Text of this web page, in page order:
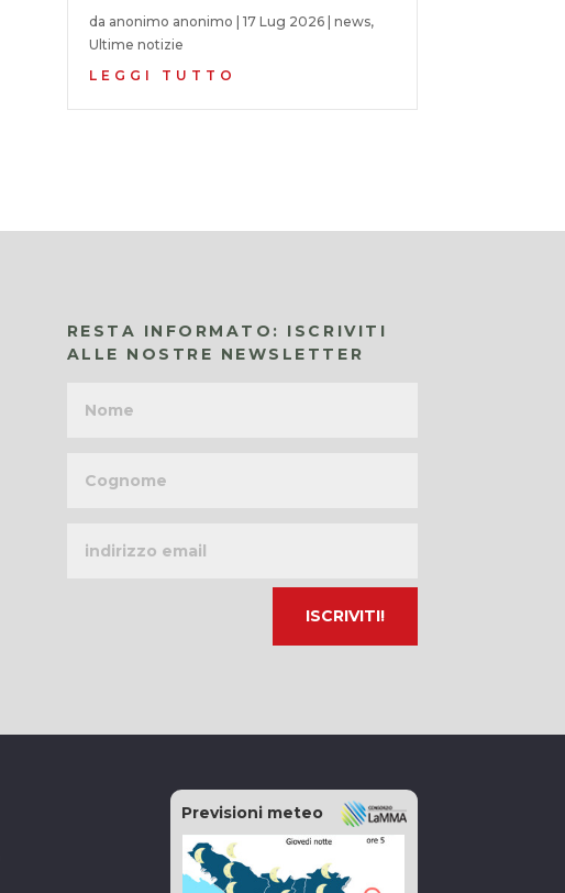
da anonimo anonimo 17 Lug 2026| news,
Ultime notizie
LEGGI TUTTO
RESTA INFORMATO: ISCRIVITI
ALLE NOSTRE NEWSLETTER
email
Previsioni meteo